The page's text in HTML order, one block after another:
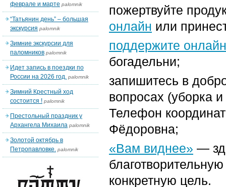
пожертвуйте
онлайн или
поддержите онлайн
богадельни;
запишитесь в
вопросах (уборка
Телефон
Фёдоровна;
«Вам виднее» —
конкретную цель.
феврале и марте palomnik
“Татьянин день” – большая
экскурсия palomnik
Зимние экскурсии для
паломников palomnik
Идет запись в поездки по
России на 2026 год. palomnik
Зимний Крестный ход
состоится ! palomnik
Престольный праздник у
Архангела Михаила palomnik
Золотой октябрь в
Петропавловке. palomnik